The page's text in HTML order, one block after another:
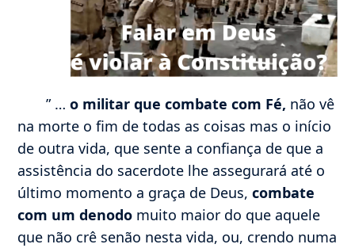
” …o militar que combate com Fé, não vê
na morte o fim de todas as coisas mas o início
de outra vida, que sente a confiança de que a
assistência do sacerdote lhe assegurará até o
último momento a graça de Deus,combate
com um denodo muito maior do que aquele
que não crê senão nesta vida, ou, crendo numa